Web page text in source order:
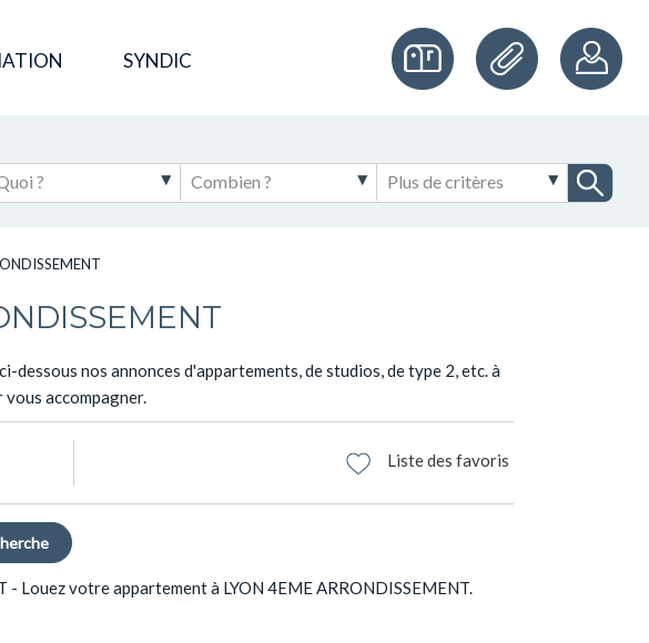
SYNDIC
nos annonces d'appartements, de studios, de type 2, etc. à
accompagner.
Liste des favoris
Louez votre appartement à LYON 4EME ARRONDISSEMENT.